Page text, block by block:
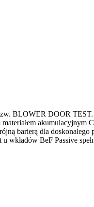
BLOWER DOOR
akumulacyjnym
barierą dla doskonalego
wkładów BeF Passive